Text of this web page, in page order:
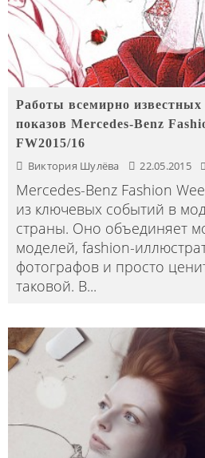
Работы всемирно
показов Mercedes-Benz
FW2015/16
Виктория Шулёва 22.05.2015
Mercedes-Benz Fashion
из ключевых событий в
страны. Оно объединяет
моделей, fashion-
фотографов и просто
таковой. В...